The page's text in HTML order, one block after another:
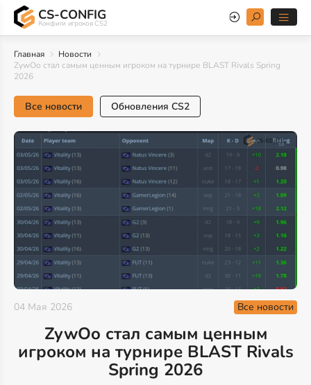
CS-CONFIG
Конфиги игроков CS2
Главная
Новости
ZywOo стал самым ценным игроком на турнире BLAST Rivals Spring
2026
Все новости Обновления CS2
04 Мая 2026 Все новости
ZywOo стал самым ценным
игроком на турнире BLAST Rivals
Spring 2026